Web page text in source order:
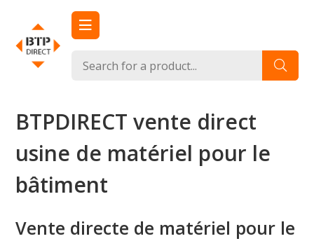
contenu
BTPDIRECT vente direct
usine de matériel pour le
bâtiment
Vente directe de matériel pour le